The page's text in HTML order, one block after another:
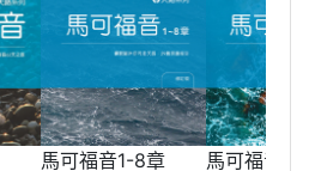
馬可福音1-8章 馬可福音9-